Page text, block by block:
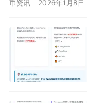
币资讯 2026年1月8日